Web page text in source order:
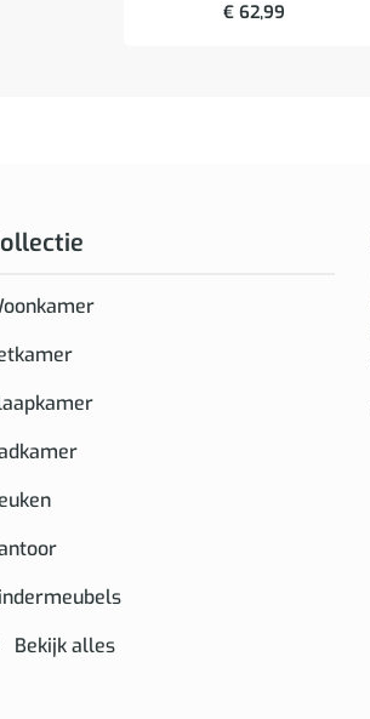
€62,99
Bekijk alles